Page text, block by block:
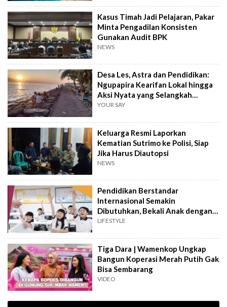
Kasus Timah Jadi Pelajaran, Pakar
Minta Pengadilan Konsisten
Gunakan Audit BPK
NEWS
Desa Les, Astra dan Pendidikan:
Ngupapira Kearifan Lokal hingga
Aksi Nyata yang Selangkah
Mendahului
YOUR SAY
Keluarga Resmi Laporkan
Kematian Sutrimo ke Polisi, Siap
Jika Harus Diautopsi
NEWS
Pendidikan Berstandar
Internasional Semakin
Dibutuhkan, Bekali Anak dengan
Keterampilan Masa Depan
LIFESTYLE
Tiga Dara | Wamenkop Ungkap
Bangun Koperasi Merah Putih Gak
Bisa Sembarang
VIDEO